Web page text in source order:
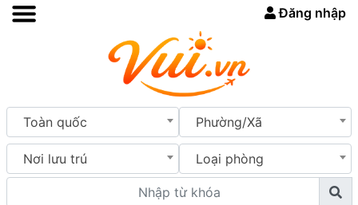
Đăng nhập
Toàn quốc Phường/Xã
Nơi lưu trú Loại phòng